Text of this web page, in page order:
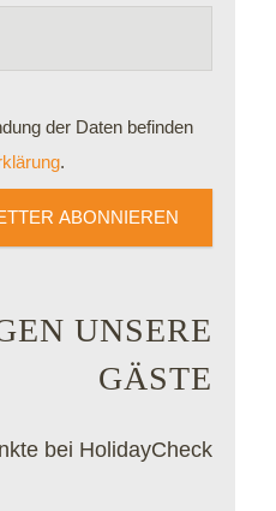
der Daten befinden
.
ABONNIEREN
UNSERE
GÄSTE
bei HolidayCheck